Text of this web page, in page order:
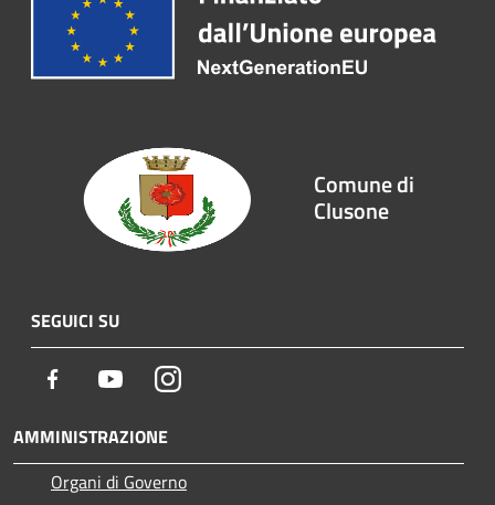
Comune di
Clusone
SEGUICI SU
Facebook YoutubeInstagram
AMMINISTRAZIONE
Organi di Governo